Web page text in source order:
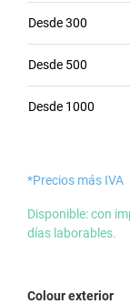
Desde300
Desde 500
Desde 1000
*Precios más IVA
Disponible: con
días laborables.
Seleccione
Colour exterior